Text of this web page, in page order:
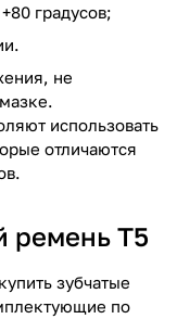
градусов;
не
использовать
отличаются
ремень Т5
зубчатые
по